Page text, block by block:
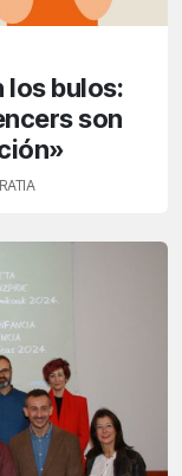
los bulos:
son